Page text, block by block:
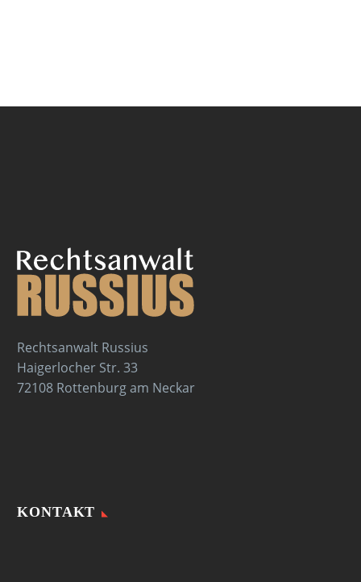
Rechtsanwalt Russius
Haigerlocher Str. 33
72108 Rottenburg am Neckar
KONTAKT